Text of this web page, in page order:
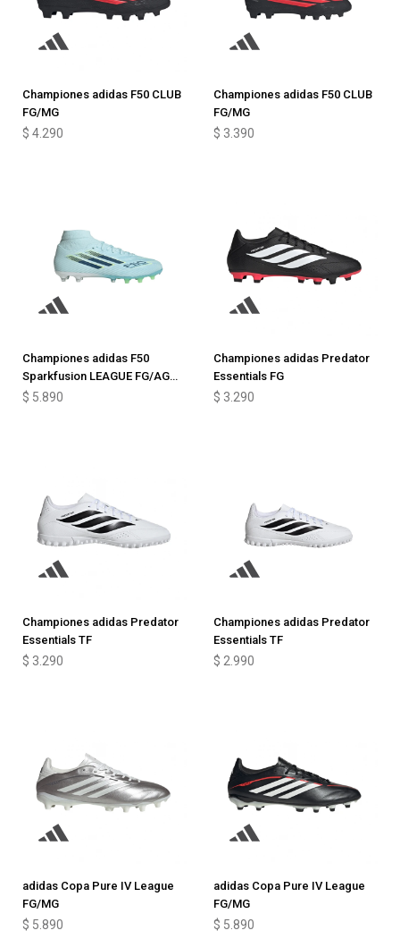
Championes adidas F50 CLUB
FG/MG
$ 4.290
Championes adidas F50 CLUB
FG/MG
$ 3.390
Championes adidas F50
Sparkfusion LEAGUE FG/AG
Junior
$ 5.890
Championes adidas Predator
Essentials FG
$ 3.290
Championes adidas Predator
Essentials TF
$ 3.290
Championes adidas Predator
Essentials TF
$ 2.990
adidas Copa Pure IV League
FG/MG
$ 5.890
adidas Copa Pure IV League
FG/MG
$ 5.890